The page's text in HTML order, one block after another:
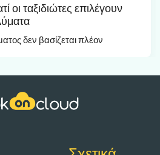
οι ταξιδιώτες επιλέγουν
δεν βασίζεται πλέον